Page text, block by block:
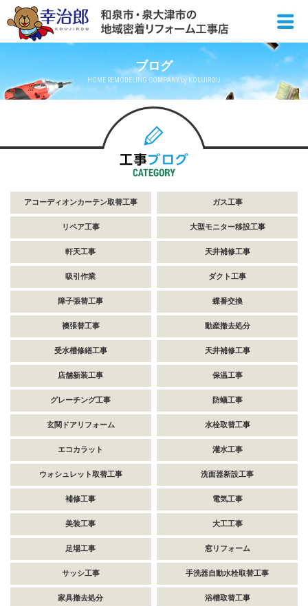
ブログ
HOME REMODELING COMPANY by KOUJIROU
アコーディオンカーテン取替工事 ガス工事
リペア工事 大型モニター移設工事
軒天工事 天井補修工事
吸引作業 ダクト工事
障子張替工事 蝶番交換
襖張替工事 動産撤去処分
受水槽修繕工事 天井補修工事
店舗新装工事 保温工事
グレーチング工事 防蟻工事
玄関ドアリフォーム 水栓取替工事
エコカラット 灌水工事
ウォシュレット取替工事 洗面器新設工事
補修工事 電気工事
美装工事 大工工事
足場工事 窓リフォーム
サッシ工事 手洗器自動水栓取替工事
家具撤去処分 浴槽取替工事